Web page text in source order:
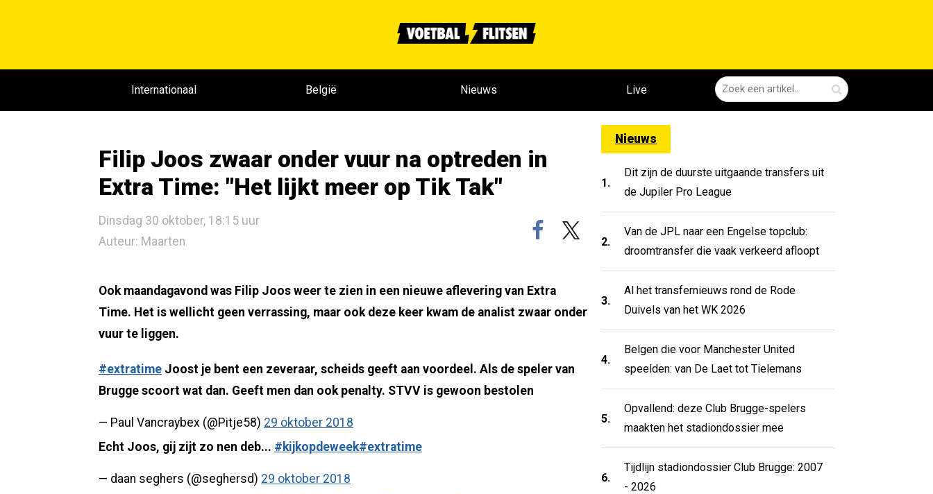
Internationaal België Nieuws Live
Filip Joos zwaar onder vuur na optreden in
Extra Time: "Het lijkt meer op Tik Tak"
Dinsdag 30 oktober, 18:15 uur
Auteur: Maarten
Ook maandagavond was Filip Joos weer te zien in een nieuwe aflevering van Extra
Time. Het is wellicht geen verrassing, maar ook deze keer kwam de analist zwaar onder
vuur te liggen.
#extratime Joost je bent een zeveraar, scheids geeft aan voordeel. Als de speler van
Brugge scoort wat dan. Geeft men dan ook penalty. STVV is gewoon bestolen
— Paul Vancraybex (@Pitje58) 29 oktober 2018
Echt Joos, gij zijt zo nen deb... #kijkopdeweek#extratime
— daan seghers (@seghersd) 29 oktober 2018
Nieuws
1.
Dit zijn de duurste uitgaande transfers uit
de Jupiler Pro League
2.
Van de JPL naar een Engelse topclub:
droomtransfer die vaak verkeerd afloopt
3.
Al het transfernieuws rond de Rode
Duivels van het WK 2026
4.
Belgen die voor Manchester United
speelden: van De Laet tot Tielemans
5.
Opvallend: deze Club Brugge-spelers
maakten het stadiondossier mee
6.
Tijdlijn stadiondossier Club Brugge: 2007
- 2026